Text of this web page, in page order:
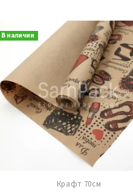
В наличии
Крафт 70см